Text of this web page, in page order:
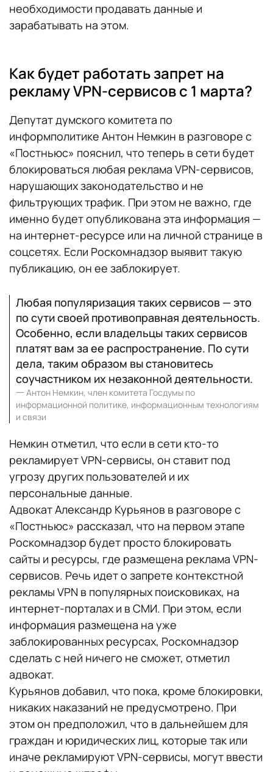
необходимости продавать данные и
зарабатывать на этом.
Как будет работать запрет на
рекламу VPN-сервисов с 1 марта?
Депутат думского комитета по
информполитике Антон Немкин в разговоре с
«Постньюс» пояснил, что теперь в сети будет
блокироваться любая реклама VPN-сервисов,
нарушающих законодательство и не
фильтрующих трафик. При этом не важно, где
именно будет опубликована эта информация —
на интернет-ресурсе или на личной странице в
соцсетях. Если Роскомнадзор выявит такую
публикацию, он ее заблокирует.
Любая популяризация таких сервисов — это
по сути своей противоправная деятельность.
Особенно, если владельцы таких сервисов
платят вам за ее распространение. По сути
дела, таким образом вы становитесь
соучастником их незаконной деятельности.
一 Антон Немкин, член комитета Госдумы по
информационной политике, информационным технологиям
и связи
Немкин отметил, что если в сети кто-то
рекламирует VPN-сервисы, он ставит под
угрозу других пользователей и их
персональные данные.
Адвокат Александр Курьянов в разговоре с
«Постньюс» рассказал, что на первом этапе
Роскомнадзор будет просто блокировать
сайты и ресурсы, где размещена реклама VPN-
сервисов. Речь идет о запрете контекстной
рекламы VPN в популярных поисковиках, на
интернет-порталах и в СМИ. При этом, если
информация размещена на уже
заблокированных ресурсах, Роскомнадзор
сделать с ней ничего не сможет, отметил
адвокат.
Курьянов добавил, что пока, кроме блокировки,
никаких наказаний не предусмотрено. При
этом он предположил, что в дальнейшем для
граждан и юридических лиц, которые так или
иначе рекламируют VPN-сервисы, могут ввести